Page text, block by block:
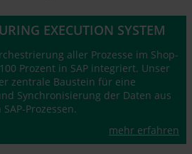
EXECUTION SYSTEM
aller Prozesse im Shop-
Prozent in SAP integriert. Unser
zentrale Baustein für eine
Synchronisierung der Daten aus
Prozessen.
mehr erfahren